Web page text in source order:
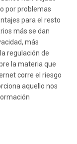
por problemas
para el resto
más se dan
más
regulación de
la materia que
corre el riesgo
aquello nos